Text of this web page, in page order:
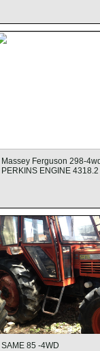
Massey Ferguson 298-
PERKINS ENGINE 4318.2
SAME 85 -4WD